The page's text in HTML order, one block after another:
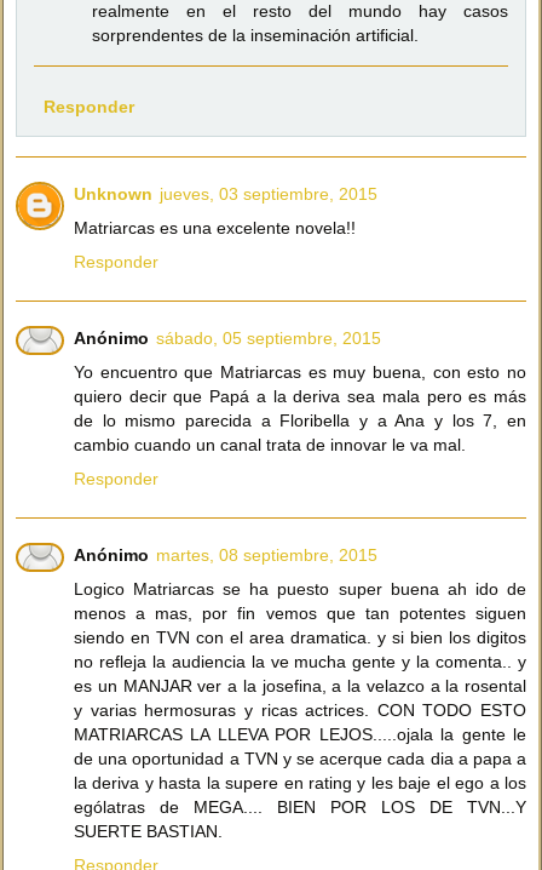
realmente en el resto del mundo hay casos
sorprendentes de la inseminación artificial.
Responder
Unknown jueves, 03 septiembre, 2015
Matriarcas es una excelente novela!!
Responder
Anónimo sábado, 05 septiembre, 2015
Yo encuentro que Matriarcas es muy buena, con esto no
quiero decir que Papá a la deriva sea mala pero es más
de lo mismo parecida a Floribella y a Ana y los 7, en
cambio cuando un canal trata de innovar le va mal.
Responder
Anónimo martes, 08 septiembre, 2015
Logico Matriarcas se ha puesto super buena ah ido de
menos a mas, por fin vemos que tan potentes siguen
siendo en TVN con el area dramatica. y si bien los digitos
no refleja la audiencia la ve mucha gente y la comenta.. y
es un MANJAR ver a la josefina, a la velazco a la rosental
y varias hermosuras y ricas actrices. CON TODO ESTO
MATRIARCAS LA LLEVA POR LEJOS.....ojala la gente le
de una oportunidad a TVN y se acerque cada dia a papa a
la deriva y hasta la supere en rating y les baje el ego a los
ególatras de MEGA.... BIEN POR LOS DE TVN...Y
SUERTE BASTIAN.
Responder